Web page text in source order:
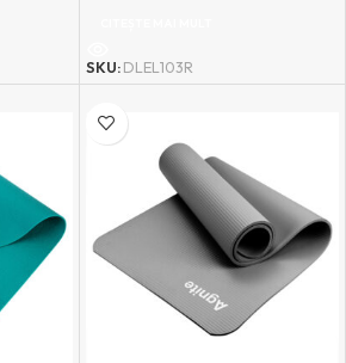
SKU:DLEL103R